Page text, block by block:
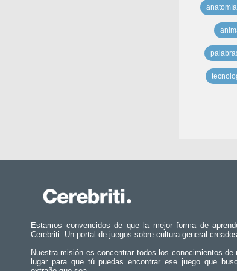
anatomía
Estamos convencidos de que la mejor forma de
Cerebriti. Un portal de juegos sobre cultura general
Nuestra misión es concentrar todos los conocimientos
lugar para que tú puedas encontrar ese juego que